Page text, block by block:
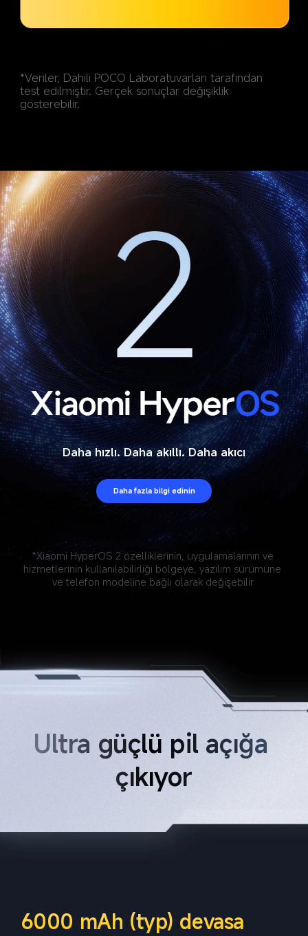
*Veriler, Dahili POCO Laboratuvarları tarafından
test edilmiştir. Gerçek sonuçlar değişiklik
gösterebilir.
Daha hızlı. Daha akıllı. Daha akıcı
Daha fazla bilgi edinin
*Xiaomi HyperOS 2 özelliklerinin, uygulamalarının ve
hizmetlerinin kullanılabilirliği bölgeye, yazılım sürümüne
ve telefon modeline bağlı olarak değişebilir.
Ultra güçlü pil açığa
çıkıyor
6000 mAh (typ) devasa